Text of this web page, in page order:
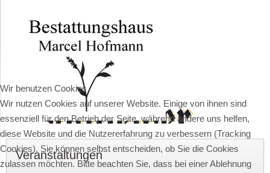
Veranstaltungen
Wir benutzen Cookies
Wir nutzen Cookies auf unserer Website. Einige von ihnen sind
essenziell für den Betrieb der Seite, während andere uns helfen,
diese Website und die Nutzererfahrung zu verbessern (Tracking
Cookies). Sie können selbst entscheiden, ob Sie die Cookies
zulassen möchten. Bitte beachten Sie, dass bei einer Ablehnung